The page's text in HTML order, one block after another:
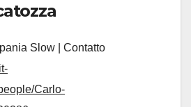
Slow | Contatto
Carlo-